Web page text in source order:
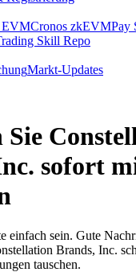
EVMCronos zkEVMPay
Skill Repo
Markt-Updates
Sie
sofort
einfach sein. Gute
Brands, Inc.
tauschen.